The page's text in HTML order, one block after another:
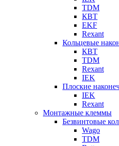
TDM
КВТ
EKF
Rexant
Кольцевые
КВТ
TDM
Rexant
IEK
Плоские
IEK
Rexant
Монтажные клеммы
Безвинтовые
Wago
TDM